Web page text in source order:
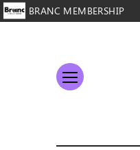
BRANC MEMBERSHIP